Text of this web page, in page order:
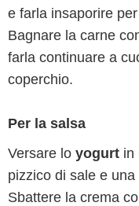
e farla insaporire
Bagnare la carne
farla continuare a
coperchio.
Per la salsa
Versare lo yogurt in
pizzico di sale e una
Sbattere la crema